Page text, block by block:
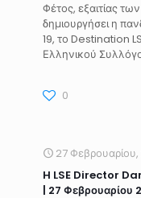
Φέτος, εξαιτίας
δημιουργήσει η
19, το Destination
Ελληνικού
0
27
H LSE Director
| 27 Φεβρουαρίου